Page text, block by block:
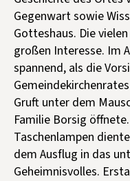
Gegenwart sowie
Gotteshaus. Die
großen Interesse. Im
spannend, als die
Gruft unter dem
Familie Borsig
Taschenlampen
dem Ausflug in das
Geheimnisvolles.